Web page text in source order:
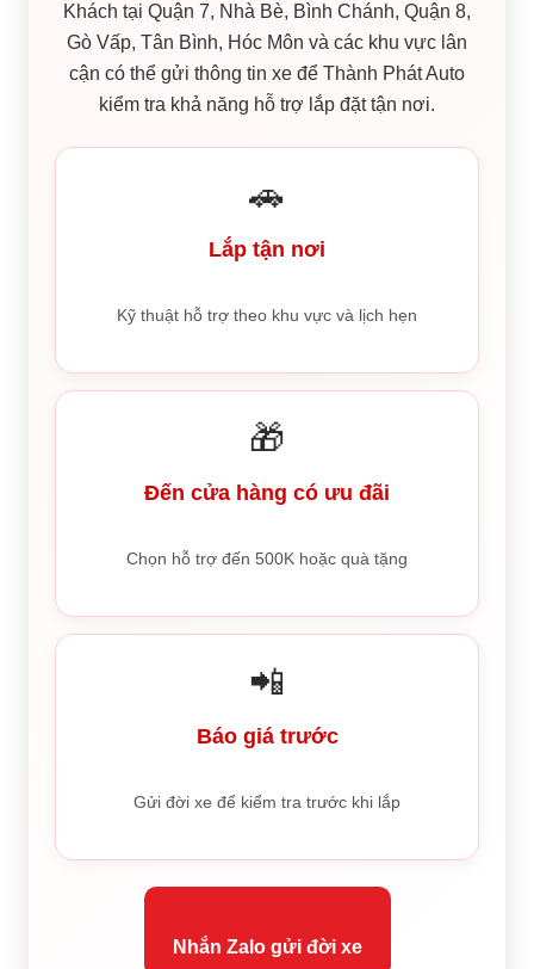
Khách tại Quận 7, Nhà Bè, Bình Chánh, Quận 8,
Gò Vấp, Tân Bình, Hóc Môn và các khu vực lân
cận có thể gửi thông tin xe để Thành Phát Auto
kiểm tra khả năng hỗ trợ lắp đặt tận nơi.
🚗
Lắp tận nơi
Kỹ thuật hỗ trợ theo khu vực và lịch hẹn
🎁
Đến cửa hàng có ưu đãi
Chọn hỗ trợ đến 500K hoặc quà tặng
📲
Báo giá trước
Gửi đời xe để kiểm tra trước khi lắp
Nhắn Zalo gửi đời xe